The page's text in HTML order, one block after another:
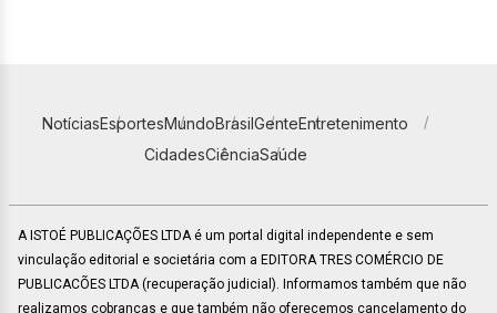
NotíciasEsportesMundoBrasilGenteEntretenimento
CidadesCiênciaSaúde
A ISTOÉ PUBLICAÇÕES LTDA é um portal digital independente e sem
vinculação editorial e societária com a EDITORA TRES COMÉRCIO DE
PUBLICACÕES LTDA (recuperação judicial). Informamos também que não
realizamos cobranças e que também não oferecemos cancelamento do